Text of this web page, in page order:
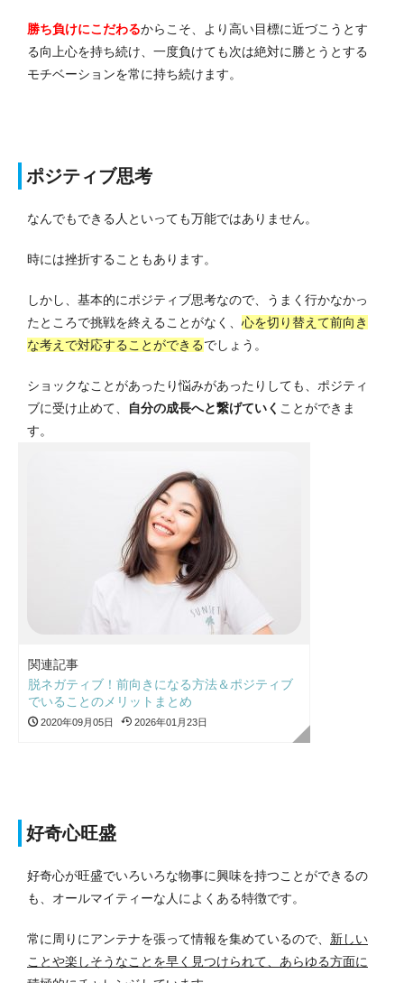
勝ち負けにこだわるからこそ、より高い目標に近づこうとす
る向上心を持ち続け、一度負けても次は絶対に勝とうとする
モチベーションを常に持ち続けます。
ポジティブ思考
なんでもできる人といっても万能ではありません。
時には挫折することもあります。
しかし、基本的にポジティブ思考なので、うまく行かなかっ
たところで挑戦を終えることがなく、 心を切り替えて前向き
な考えで対応することができるでしょう。
ショックなことがあったり悩みがあったりしても、ポジティ
ブに受け止めて、
自分の成長へと繋げていく ことができま
す。
関連記事
脱ネガティブ！前向きになる方法＆ポジティブ
でいることのメリットまとめ
2020年09月05日 2026年01月23日
好奇心旺盛
好奇心が旺盛でいろいろな物事に興味を持つことができるの
も、オールマイティーな人によくある特徴です。
常に周りにアンテナを張って情報を集めているので、 新しい
ことや楽しそうなことを早く見つけられて、あらゆる方面に